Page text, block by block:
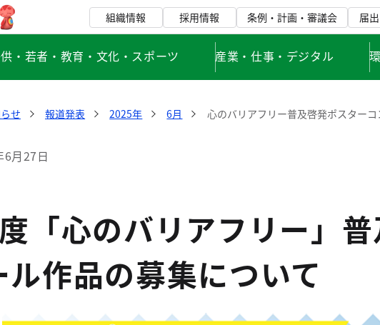
組織情報 採用情報 条例・計画・審議会 届
・若者・教育・文化・スポーツ 産業・仕事・デジタル
せ 報道発表 2025年 6月 心のバリアフリー普及啓発ポスターコ
月27日
「心のバリアフリー」
ル作品の募集について